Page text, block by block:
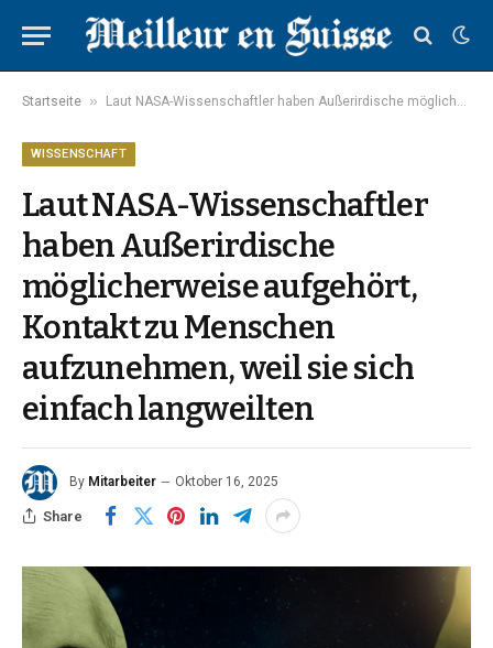
Startseite » Laut NASA-Wissenschaftler haben Außerirdische möglicherweise aufgehört, Kontakt zu Menschen aufzunehmen, weil sie sich einfach langweilten
WISSENSCHAFT
Laut NASA-Wissenschaftler
haben Außerirdische
möglicherweise aufgehört,
Kontakt zu Menschen
aufzunehmen, weil sie sich
einfach langweilten
By Mitarbeiter Oktober 16, 2025
Share